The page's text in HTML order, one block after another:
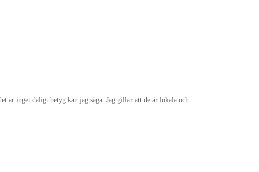
är inget dåligt betyg kan jag säga. Jag gillar att de är lokala och